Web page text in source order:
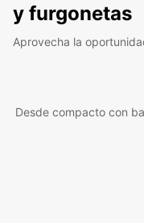
y furgonetas
Aprovecha la
Desde compacto con